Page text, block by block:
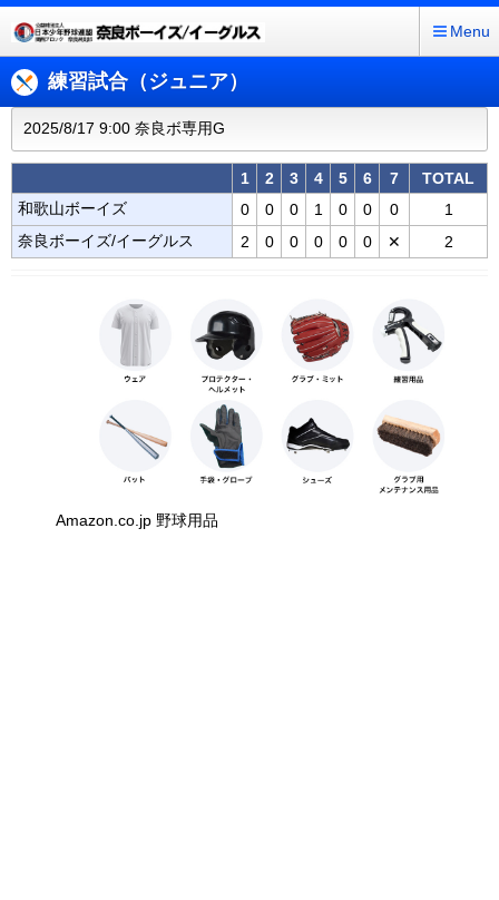
Menu
練習試合（ジュニア）
2025/8/17 9:00 奈良ボ専用G
1 2 3 4 5 6 7
TOTAL
和歌山ボーイズ
0 0 0 1 0 0 0
1
奈良ボーイズ/イーグルス
2 0 0 0 0 0 ✕ 2
Amazon.co.jp 野球用品